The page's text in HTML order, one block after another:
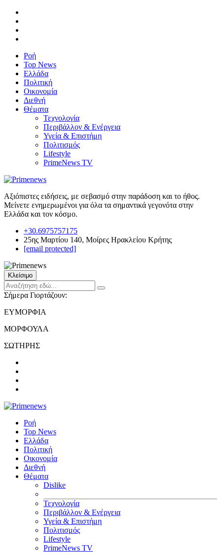
Ροή
Top News
Ελλάδα
Πολιτική
Οικονομία
Διεθνή
Θέματα
Τεχνολογία
Περιβάλλον & Ενέργεια
Υγεία & Επιστήμη
Πολιτισμός
Lifestyle
PrimeNews TV
Αξιόπιστες ειδήσεις, με σεβασμό στην παράδοση και το ήθος.
Μείνετε ενημερωμένοι για όλα τα σημαντικά γεγονότα στην
Ελλάδα και τον κόσμο.
+30.6975757175
25ης Μαρτίου 140, Μοίρες Ηρακλείου Κρήτης
[email protected]
Κλείσιμο
Σήμερα Γιορτάζουν:
ΕΥΜΟΡΦΙΑ
ΜΟΡΦΟΥΛΑ
ΣΩΤΗΡΗΣ
Ροή
Top News
Ελλάδα
Πολιτική
Οικονομία
Διεθνή
Θέματα
Dislike
Τεχνολογία
Περιβάλλον & Ενέργεια
Υγεία & Επιστήμη
Πολιτισμός
Lifestyle
PrimeNews TV